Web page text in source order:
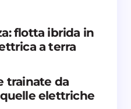
flotta ibrida in
a terra
trainate da
elettriche